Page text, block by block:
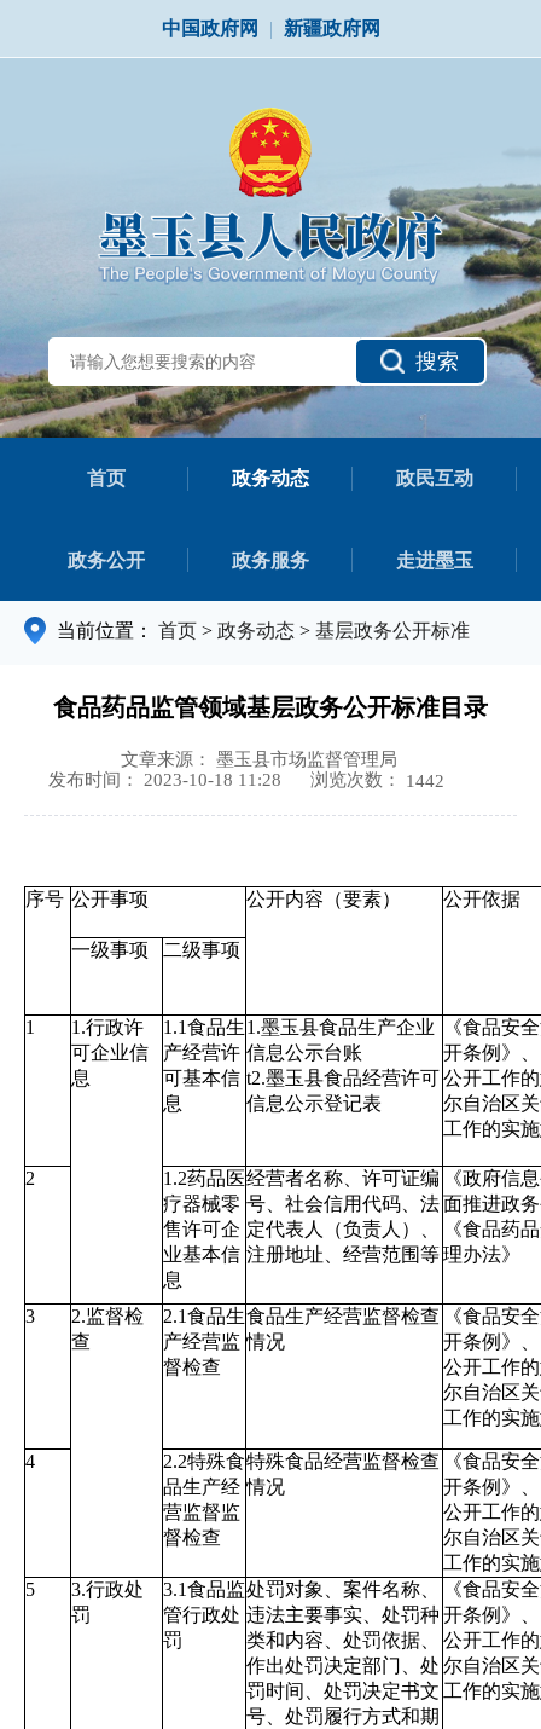
中国政府网 | 新疆政府网
搜索
首页 政务动态 政民互动
政务公开 政务服务 走进墨玉
当前位置： 首页 > 政务动态 > 基层政务公开标准
食品药品监管领域基层政务公开标准目录
文章来源： 墨玉县市场监督管理局
发布时间： 2023-10-18 11:28
浏览次数： 1442
序号 公开事项 公开内容（要素） 公开依据
一级事项 二级事项
1
1.行政许
可企业信
息
1.1食品生
产经营许
可基本信
息
1.墨玉县食品生产企业
信息公示台账
t2.墨玉县食品经营许可
信息公示登记表
《食品安
开条例》
公开工作
尔自治区
工作的实
2
1.2药品医
疗器械零
售许可企
业基本信
息
经营者名称、许可证编
号、社会信用代码、法
定代表人（负责人）、
注册地址、经营范围等
《政府信
面推进政
《食品药
理办法》
3
2.监督检
查
2.1食品生
产经营监
督检查
食品生产经营监督检查
情况
《食品安
开条例》
公开工作
尔自治区
工作的实
4
2.2特殊食
品生产经
营监督监
督检查
特殊食品经营监督检查
情况
《食品安
开条例》
公开工作
尔自治区
工作的实
5
3.行政处
罚
3.1食品监
管行政处
罚
处罚对象、案件名称、
违法主要事实、处罚种
类和内容、处罚依据、
作出处罚决定部门、处
罚时间、处罚决定书文
号、处罚履行方式和期
《食品安
开条例》
公开工作
尔自治区
工作的实